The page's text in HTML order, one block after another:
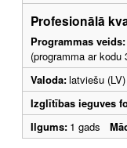
Profesionālā
Programmas veids:
(programma ar kodu
Valoda:latviešu (LV)
Izglītības ieguves
Ilgums: 1 gads